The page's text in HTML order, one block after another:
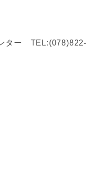
ター TEL:(078)822-